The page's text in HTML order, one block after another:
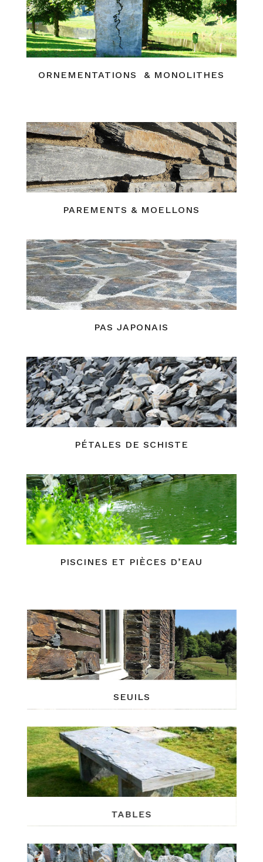
ORNEMENTATIONS & MONOLITHES
PAREMENTS & MOELLONS
PAS JAPONAIS
PÉTALES DE SCHISTE
PISCINES ET PIÈCES D’EAU
SEUILS
TABLES